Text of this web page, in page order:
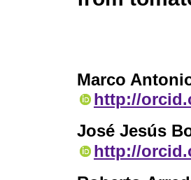
Marco
http://
José Jesús
http://